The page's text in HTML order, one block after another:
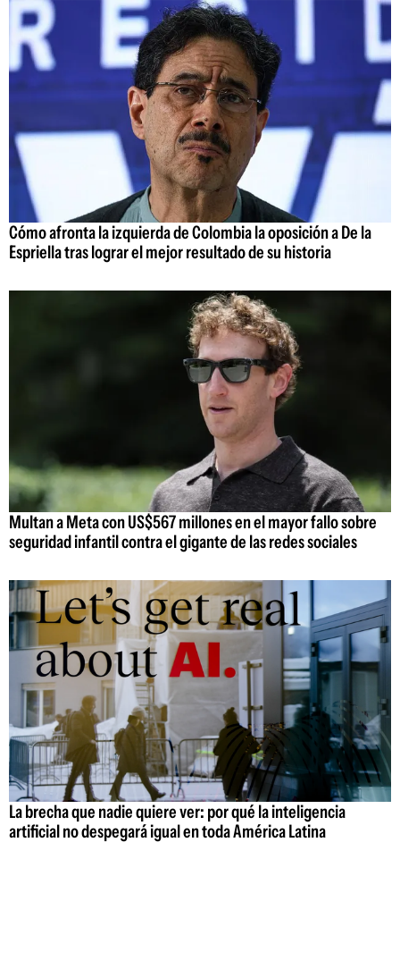
Cómo afronta la izquierda de Colombia la oposición a De la
Espriella tras lograr el mejor resultado de su historia
Multan a Meta con US$567 millones en el mayor fallo sobre
seguridad infantil contra el gigante de las redes sociales
La brecha que nadie quiere ver: por qué la inteligencia
artificial no despegará igual en toda América Latina